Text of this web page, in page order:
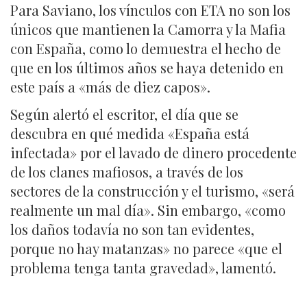
Para Saviano, los vínculos con ETA no son los
únicos que mantienen la Camorra y la Mafia
con España, como lo demuestra el hecho de
que en los últimos años se haya detenido en
este país a «más de diez capos».
Según alertó el escritor, el día que se
descubra en qué medida «España está
infectada» por el lavado de dinero procedente
de los clanes mafiosos, a través de los
sectores de la construcción y el turismo, «será
realmente un mal día». Sin embargo, «como
los daños todavía no son tan evidentes,
porque no hay matanzas» no parece «que el
problema tenga tanta gravedad», lamentó.